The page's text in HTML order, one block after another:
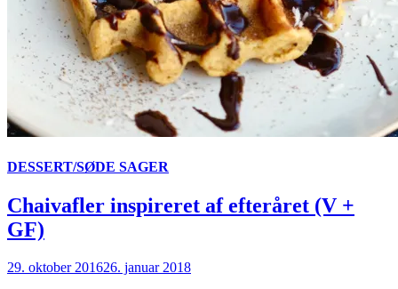
DESSERT/SØDE SAGER
Chaivafler inspireret af efteråret (V +
GF)
29. oktober 201626. januar 2018